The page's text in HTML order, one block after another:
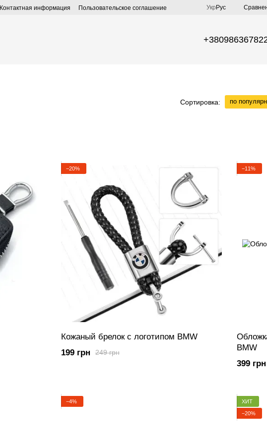
Контактная информация Пользовательское соглашение Укр Рус
Сортировка: по
−20%
Кожаный брелок с логотипом BMW
249 грн
199 грн
−11%
BMW
399 грн
−4%
ХИТ
−20%